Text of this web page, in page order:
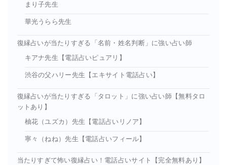
まり子先生
華光うらら先生
復縁占いが当たりすぎる「名前・姓名判断」に強い占い師
キアナ先生【電話占いピュアリ】
渋谷の父ハリー先生【エキサイト電話占い】
復縁占いが当たりすぎる「タロット」に強い占い師【無料タロ
ットあり】
柚花（ユズカ）先生【電話占いリノア】
寧々（ねね）先生【電話占いフィール】
当たりすぎて怖い復縁占い！電話占いサイト【完全無料あり】